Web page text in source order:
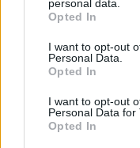
personal data.
Opted In
I want to opt-out
Personal Data.
Opted In
I want to opt-out
Personal Data for
Opted In